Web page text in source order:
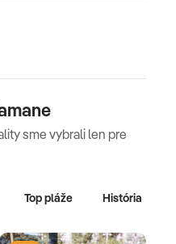
sme vybrali len pre
Top pláže História